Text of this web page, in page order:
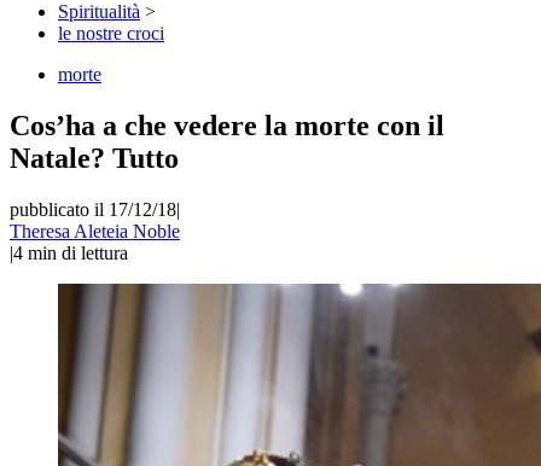
Spiritualità >
le nostre croci
morte
Cos’ha a che vedere la morte con il
Natale? Tutto
pubblicato il 17/12/18|
Theresa Aleteia Noble
|4 min di lettura